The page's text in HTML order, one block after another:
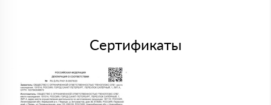
Сертификаты